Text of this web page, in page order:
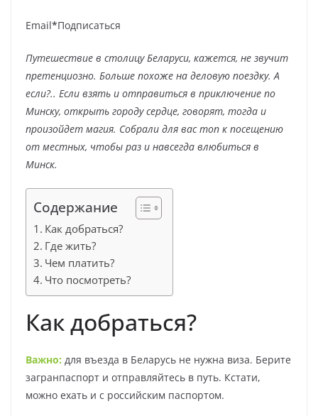
Email*Подписаться
Путешествие в столицу Беларуси, кажется, не звучит
претенциозно. Больше похоже на деловую поездку. А
если?.. Если взять и отправиться в приключение по
Минску, открыть городу сердце, говорят, тогда и
произойдет магия. Собрали для вас топ к посещению
от местных, чтобы раз и навсегда влюбиться в
Минск.
Содержание
Как добраться?
Где жить?
Чем платить?
Что посмотреть?
Как добраться?
Важно: для въезда в Беларусь не нужна виза. Берите
загранпаспорт и отправляйтесь в путь. Кстати,
можно ехать и с российским паспортом.